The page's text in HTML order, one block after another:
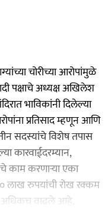
चोरीच्या आरोपांमुळे
पक्षाचे अध्यक्ष अखिलेश
भाविकांनी दिलेल्या
प्रतिसाद म्हणून आणि
सदस्यांचे विशेष तपास
कारवाईदरम्यान,
काम करणाऱ्या एका
लाख रुपयांची रोख रक्कम
अधिकच वाढले आहे.